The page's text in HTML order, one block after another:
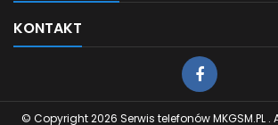
KONTAKT
© Copyright 2026 Serwis telefonów MKGSM.PL .